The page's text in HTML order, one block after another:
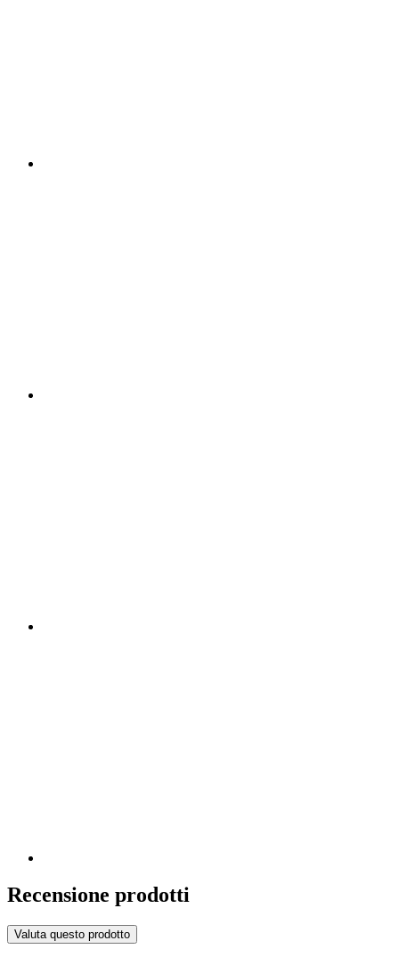
Recensione prodotti
Valuta questo prodotto